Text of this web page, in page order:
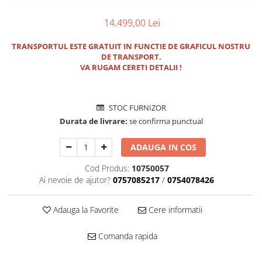
Instant pe gaz natural si GPL
Accesorii centrale pe GAZ si GPL
Cazane, Centrale si Termoseminee
cu functionare pe peleti
Convectoare pe gaz si convectoare
Seminee si Sobe
Seminee pe lemne
Radiatoare/Calorifere
Radiatoare/Calorifere din otel
14.499,00 Lei
TRANSPORTUL ESTE GRATUIT IN FUNCTIE DE GRAFICUL NOSTRU
DE TRANSPORT.
VA RUGAM CERETI DETALII !
STOC FURNIZOR
Durata de livrare: se confirma punctual
ADAUGA IN COS
Cod Produs: 10750057
Ai nevoie de ajutor? 0757085217 / 0754078426
Adauga la Favorite Cere informatii
Comanda rapida